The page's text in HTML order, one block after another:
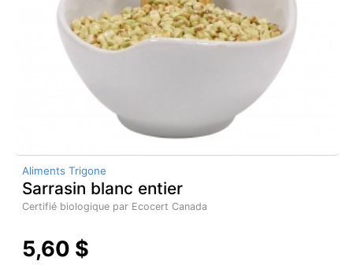
Aliments Trigone
Sarrasin blanc entier
Certifié biologique par Ecocert Canada
5,60 $